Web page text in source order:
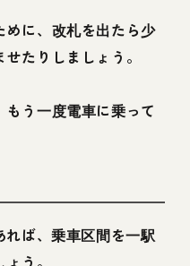
に、改札を出たら少
たりしましょう。
う一度電車に乗って
れば、乗車区間を一駅
う。